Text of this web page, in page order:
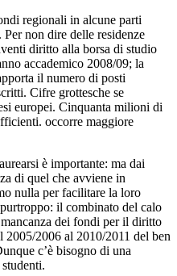
regionali in alcune parti
non dire delle residenze
diritto alla borsa di studio
accademico 2008/09; la
il numero di posti
Cifre grottesche se
europei. Cinquanta milioni di
occorre maggiore
è importante: ma dai
di quel che avviene in
nulla per facilitare la loro
il combinato del calo
dei fondi per il diritto
2006 al 2010/2011 del ben
c’è bisogno di una